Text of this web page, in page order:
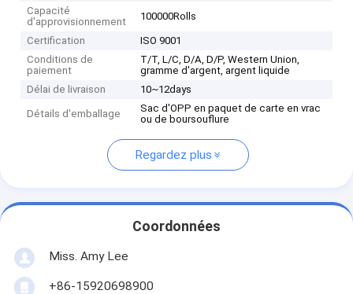
Capacité
d'approvisionnement
100000Rolls
Certification
ISO 9001
Conditions de
paiement
T/T, L/C, D/A, D/P, Western Union,
gramme d'argent, argent liquide
Délai de livraison
10~12days
Détails d'emballage
Sac d'OPP en paquet de carte en vrac
ou de boursouflure
Regardez plus
Coordonnées
Miss. Amy Lee
+86-15920698900